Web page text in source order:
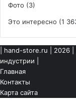
Фото (3)
Это интересно (1
hand-store.ru | 2026
индустрии |
Главная
Контакты
Карта сайта